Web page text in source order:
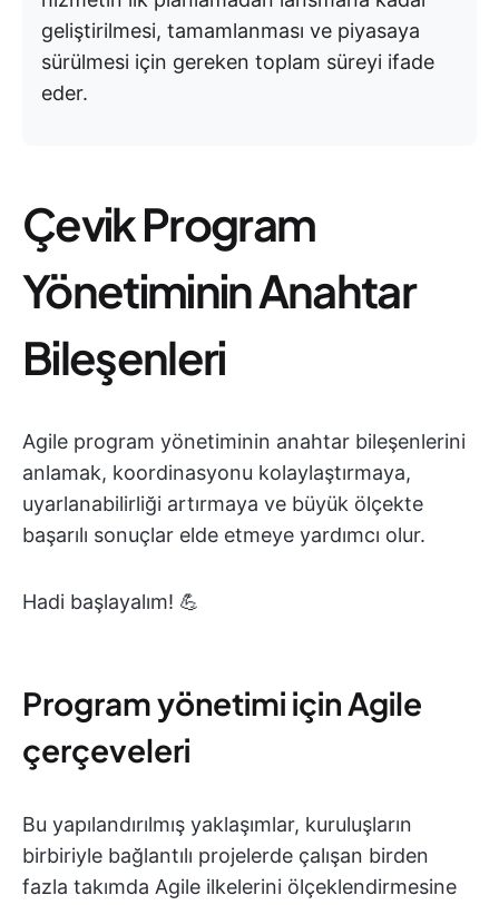
geliştirilmesi, tamamlanması ve piyasaya
sürülmesi için gereken toplam süreyi ifade
eder.
Çevik Program
Yönetiminin Anahtar
Bileşenleri
Agile program yönetiminin anahtar bileşenlerini
anlamak, koordinasyonu kolaylaştırmaya,
uyarlanabilirliği artırmaya ve büyük ölçekte
başarılı sonuçlar elde etmeye yardımcı olur.
Hadi başlayalım! 💪
Program yönetimi için Agile
çerçeveleri
Bu yapılandırılmış yaklaşımlar, kuruluşların
birbiriyle bağlantılı projelerde çalışan birden
fazla takımda Agile ilkelerini ölçeklendirmesine